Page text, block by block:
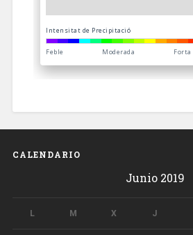
CALENDARIO
Junio 2019
L M X J